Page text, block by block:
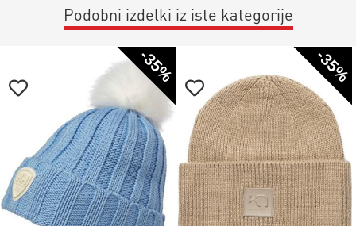
Podobni izdelki iz iste kategorije
-35% -35%